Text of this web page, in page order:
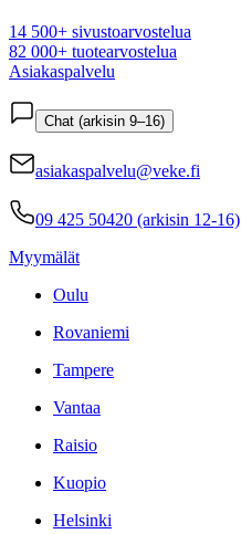
14 500+ sivustoarvostelua
82 000+ tuotearvostelua
Asiakaspalvelu
Chat (arkisin 9–16)
asiakaspalvelu@veke.fi
09 425 50420 (arkisin 12-16)
Myymälät
Oulu
Rovaniemi
Tampere
Vantaa
Raisio
Kuopio
Helsinki